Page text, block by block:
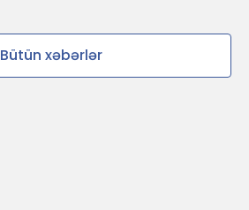
Bütün xəbərlər